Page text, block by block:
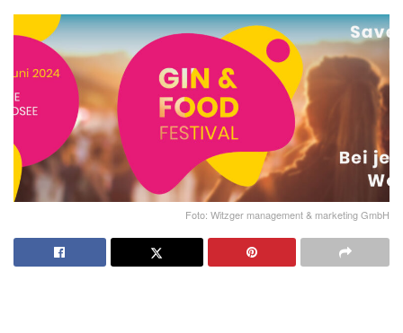
Foto: Witzger management & marketing GmbH